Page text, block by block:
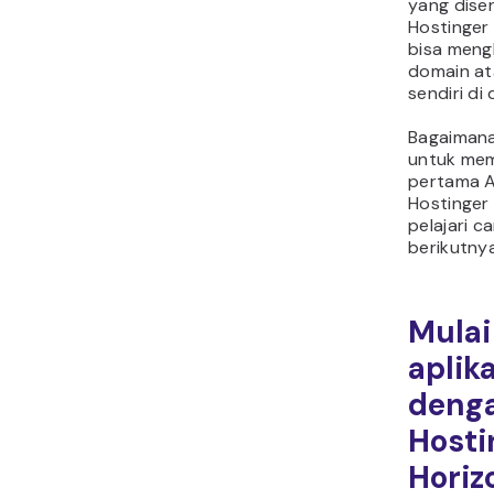
Hostinger
bisa
domain
sendiri di
untuk
pertama
Hostinger
pelajari